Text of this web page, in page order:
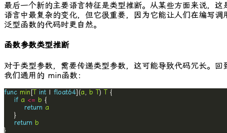
最后一个新的主要语言特征是类型推断。从某些方面来说，这
语言中最复杂的变化，但它很重要，因为它能让人们在编写调
泛型函数的代码时更自然。
函数参数类型推断
对于类型参数，需要传递类型参数，这可能导致代码冗长。回
我们通用的 min函数：
func min[T int | float64](a b T) T
if a <= b
return a
return b
}